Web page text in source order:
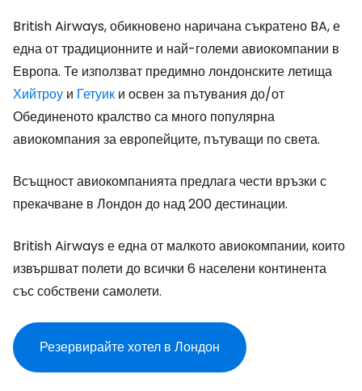
British Airways, обикновено наричана съкратено BA, е
една от традиционните и най-големи авиокомпании в
Европа. Те използват предимно лондонските летища
Хийтроу и Гетуик и освен за пътувания до/от
Обединеното кралство са много популярна
авиокомпания за европейците, пътуващи по света.
Всъщност авиокомпанията предлага чести връзки с
прекачване в Лондон до над 200 дестинации.
British Airways е една от малкото авиокомпании, които
извършват полети до всички 6 населени континента
със собствени самолети.
Резервирайте хотел в Лондон